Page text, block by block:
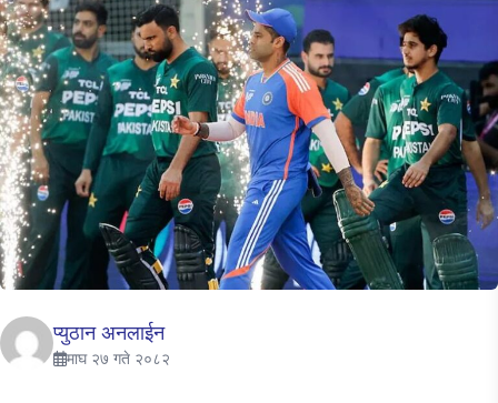
प्युठान अनलाईन
माघ २७ गते २०८२